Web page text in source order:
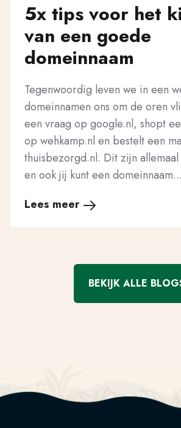
5x tips voor het
van een goede
domeinnaam
Tegenwoordig leven we in een
domeinnamen ons om de oren
een vraag op google.nl, shopt
op wehkamp.nl en bestelt een
thuisbezorgd.nl. Dit zijn
en ook jij kunt een domeinnaam...
Lees meer
BEKIJK ALLE